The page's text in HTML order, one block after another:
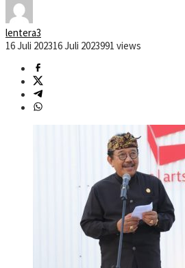
lentera3
16 Juli 202316 Juli 2023991 views